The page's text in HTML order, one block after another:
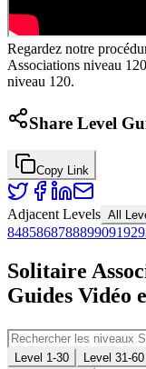
Regardez notre
Associations niveau
niveau 120.
Share Level
Copy Link
Adjacent Levels All
848586878889909192
Solitaire
Guides Vidéo
Level 1-30 Level 31-60